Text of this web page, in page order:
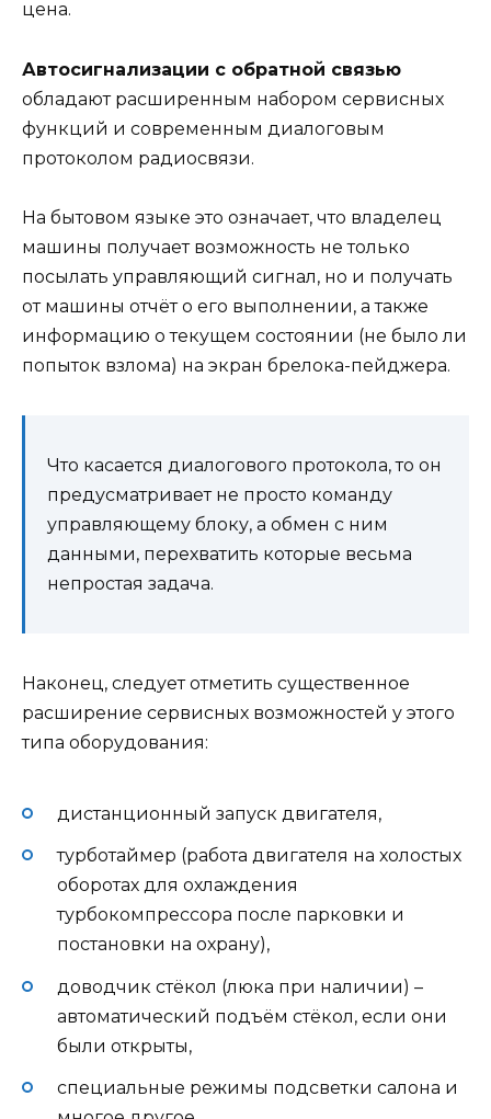
цена.
Автосигнализации с обратной связью
обладают расширенным набором сервисных
функций и современным диалоговым
протоколом радиосвязи.
На бытовом языке это означает, что владелец
машины получает возможность не только
посылать управляющий сигнал, но и получать
от машины отчёт о его выполнении, а также
информацию о текущем состоянии (не было ли
попыток взлома) на экран брелока-пейджера.
Что касается диалогового протокола, то он
предусматривает не просто команду
управляющему блоку, а обмен с ним
данными, перехватить которые весьма
непростая задача.
Наконец, следует отметить существенное
расширение сервисных возможностей у этого
типа оборудования:
дистанционный запуск двигателя,
турботаймер (работа двигателя на холостых
оборотах для охлаждения
турбокомпрессора после парковки и
постановки на охрану),
доводчик стёкол (люка при наличии) –
автоматический подъём стёкол, если они
были открыты,
специальные режимы подсветки салона и